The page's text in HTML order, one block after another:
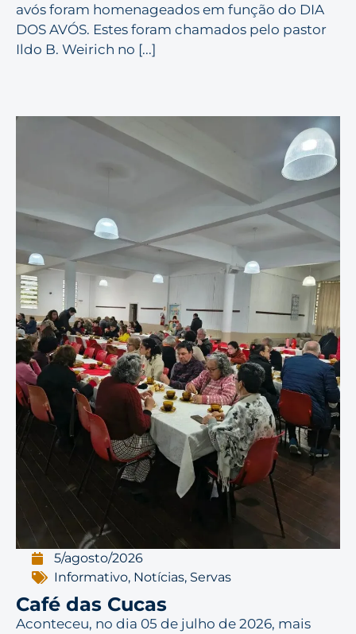
avós foram homenageados em função do DIA
DOS AVÓS. Estes foram chamados pelo pastor
Ildo B. Weirich no [...]
5/agosto/2026
Informativo, Notícias, Servas
Café das Cucas
Aconteceu, no dia 05 de julho de 2026, mais